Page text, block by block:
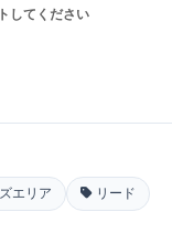
してください
エリア リード